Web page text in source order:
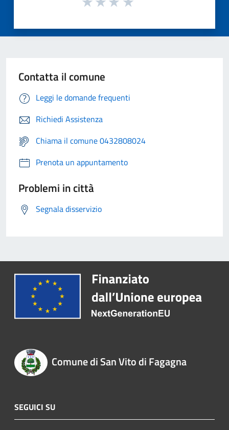
Contatta il comune
Leggi le domande frequenti
Richiedi Assistenza
Chiama il comune 0432808024
Prenota un appuntamento
Problemi in città
Segnala disservizio
Comune di San Vito di Fagagna
SEGUICI SU